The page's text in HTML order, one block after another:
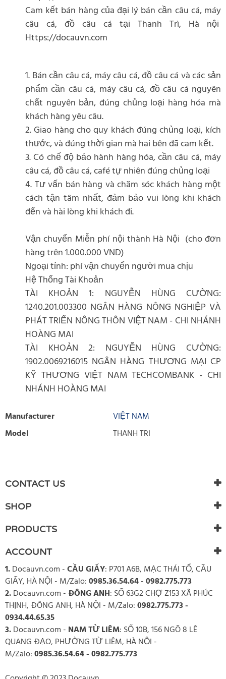
Cam kết bán hàng của đại lý bán cần câu cá, máy
câu cá, đồ câu cá tại Thanh Trì, Hà nội
Https://docauvn.com
1. Bán cần câu cá, máy câu cá, đồ câu cá và các sản
phẩm cần câu cá, máy câu cá, đồ câu cá nguyên
chất nguyên bản, đúng chủng loại hàng hóa mà
khách hàng yêu câu.
2. Giao hàng cho quy khách đúng chủng loại, kích
thước, và đúng thời gian mà hai bên đã cam kết.
3. Có chế độ bảo hành hàng hóa, cần câu cá, máy
câu cá, đồ câu cá, café tự nhiên đúng chủng loại
4. Tư vấn bán hàng và chăm sóc khách hàng một
cách tận tâm nhất, đảm bảo vui lòng khi khách
đến và hài lòng khi khách đi.
Vận chuyển Miễn phí nội thành Hà Nội (cho đơn
hàng trên 1.000.000 VND)
Ngoại tỉnh: phí vận chuyển người mua chịu
Hệ Thống Tài Khoản
TÀI KHOẢN 1: NGUYỄN HÙNG CƯỜNG:
1240.201.003300 NGÂN HÀNG NÔNG NGHIỆP VÀ
PHÁT TRIỂN NÔNG THÔN VIỆT NAM - CHI NHÁNH
HOÀNG MAI
TÀI KHOẢN 2: NGUYỄN HÙNG CƯỜNG:
1902.0069216015 NGÂN HÀNG THƯƠNG MẠI CP
KỸ THƯƠNG VIỆT NAM TECHCOMBANK - CHI
NHÁNH HOÀNG MAI
Manufacturer
VIỆT NAM
Model
THANH TRI
There are currently no product reviews. Be the first who write
review
CONTACT US
SHOP
PRODUCTS
ACCOUNT
1.Docauvn.com -CẦU GIẤY: P701 A6B, MẠC THÁI TỔ, CẦU
GIẤY, HÀ NỘI - M/Zalo:0985.36.54.64 - 0982.775.773
2.Docauvn.com - ĐÔNG ANH: SỐ 63G2 CHỢ Z153 XÃ PHÚC
THỊNH, ĐÔNG ANH, HÀ NỘI - M/Zalo:0982.775.773 -
0934.44.65.35
3.Docauvn.com - NAM TỪ LIÊM: SỐ 10B, 156 NGÕ 8 LÊ
QUANG ĐẠO, PHƯỜNG TỪ LIÊM, HÀ NỘI -
M/Zalo:0985.36.54.64 - 0982.775.773